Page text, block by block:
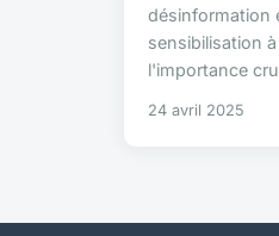
désinformation
sensibilisation
l'importance
24 avril 2025